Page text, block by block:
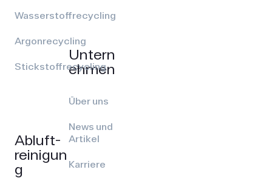
Wasserstoffrecycling
Argonrecycling
Stickstoffrecycling
Abluft­
reinigun
g
Untern
ehmen
Über uns
News und
Artikel
Karriere